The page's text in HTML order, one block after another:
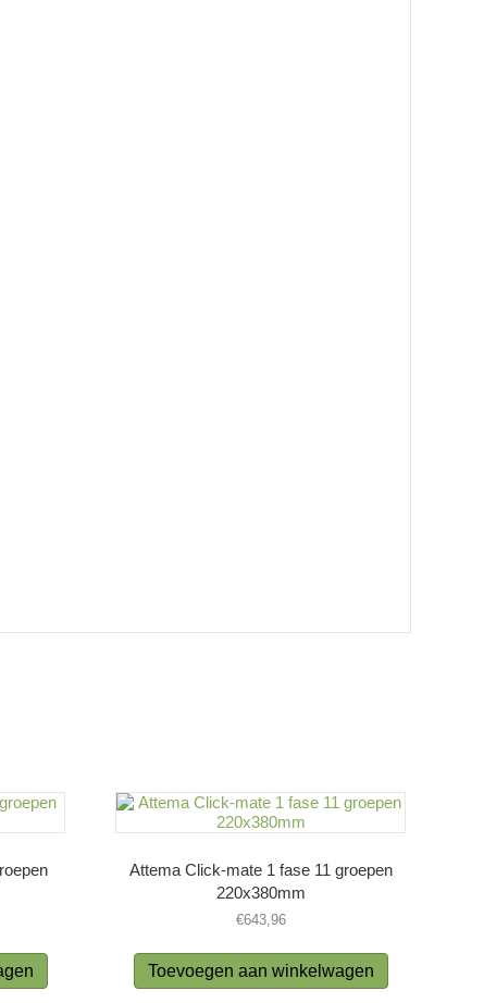
Attema Click-mate 1 fase 11 groepen
220x380mm
€643,96
Toevoegen aan winkelwagen